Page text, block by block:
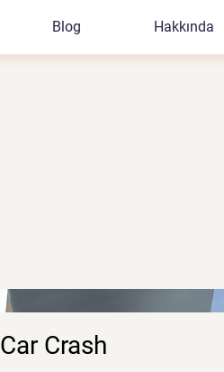
Blog Hakkında
Car Crash